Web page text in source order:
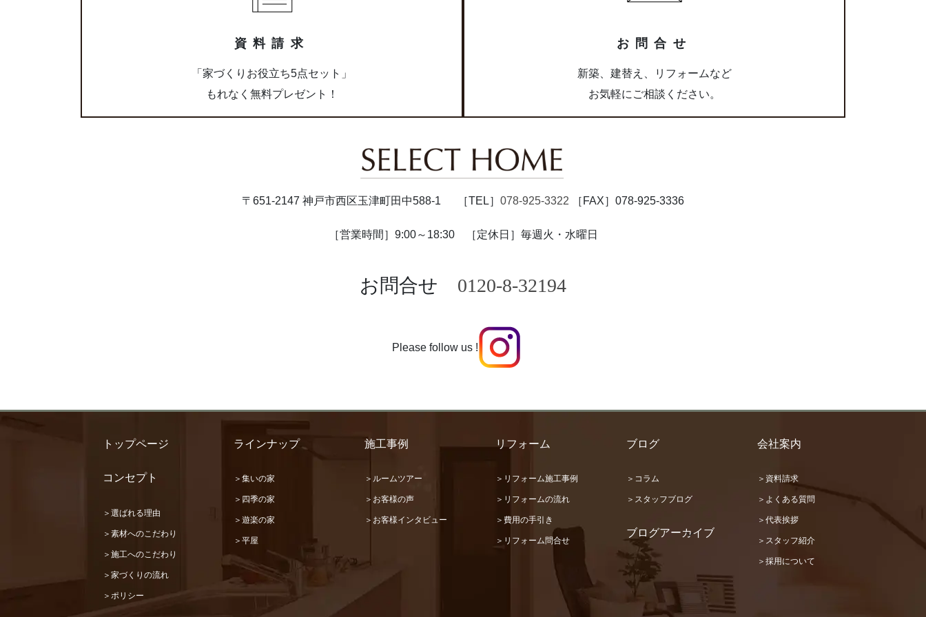
資料請求
「家づくりお役立ち5点セット」
もれなく無料プレゼント！
お問合せ
新築、建替え、リフォームなど
お気軽にご相談ください。
〒651-2147 神戸市西区玉津町田中588-1 ［TEL］ 078-925-3322 ［FAX］078-925-3336
［営業時間］9:00～18:30 ［定休日］毎週火・水曜日
お問合せ 0120-8-32194
Please follow us !
トップページ
コンセプト
＞選ばれる理由
＞素材へのこだわり
＞施工へのこだわり
＞家づくりの流れ
＞ポリシー
ラインナップ
＞集いの家
＞四季の家
＞遊楽の家
＞平屋
施工事例
＞ルームツアー
＞お客様の声
＞お客様インタビュー
リフォーム
＞リフォーム施工事例
＞リフォームの流れ
＞費用の手引き
＞リフォーム問合せ
ブログ
＞コラム
＞スタッフブログ
ブログアーカイブ
2026 (22)
2025 (31)
2024 (36)
2023 (46)
2021 (17)
会社案内
＞資料請求
＞よくある質問
＞代表挨拶
＞スタッフ紹介
＞採用について